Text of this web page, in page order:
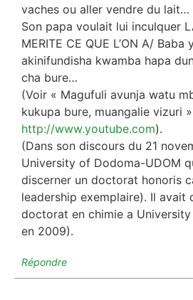
vaches ou aller vendre du lait…
Son papa voulait lui inculquer
MERITE CE QUE L’ON A/ Baba
akinifundisha kwamba hapa
cha bure…
(Voir « Magufuli avunja watu
kukupa bure, muangalie vizuri
http://www.youtube.com).
(Dans son discours du 21
University of Dodoma-UDOM
discerner un doctorat honoris
leadership exemplaire). Il avait
doctorat en chimie a
en 2009).
Répondre